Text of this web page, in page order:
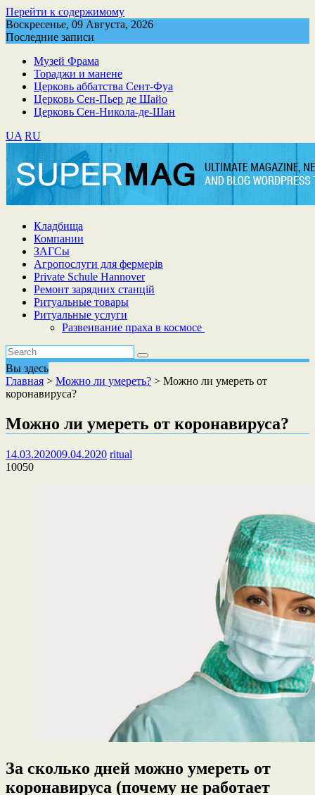
Перейти к содержимому
Воскресенье, 09 Августа, 2026
Последние записи
Музей Фрама
Тораджи и манене
Церковь аббатства Сент-Фуа
Церковь Сен-Пьер де Шайо
Церковь Сен-Никола-де-Шан
UA RU
Кладбища
Компании
ЗАГСы
Агропослуги для фермерів
Private Schule Hannover
Ремонт зарядних станцій
Ритуальные товары
Ритуальные услуги
Развеивание праха в космосе
Вы здесь
Главная > Можно ли умереть? > Можно ли умереть от
коронавируса?
Можно ли умереть от коронавируса?
14.03.202009.04.2020 ritual
10050
За сколько дней можно умереть от
коронавируса (почему не работает